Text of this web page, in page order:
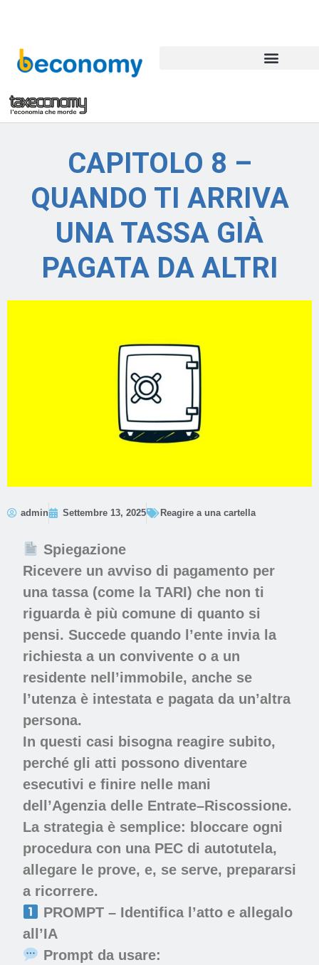
CAPITOLO 8 –
QUANDO TI ARRIVA
UNA TASSA GIÀ
PAGATA DA ALTRI
admin Settembre 13, 2025 Reagire a una cartella
Spiegazione
Ricevere un avviso di pagamento per
una tassa (come la TARI) che non ti
riguarda è più comune di quanto si
pensi. Succede quando l’ente invia la
richiesta a un convivente o a un
residente nell’immobile, anche se
l’utenza è intestata e pagata da un’altra
persona.
In questi casi bisogna reagire subito,
perché gli atti possono diventare
esecutivi e finire nelle mani
dell’Agenzia delle Entrate–Riscossione.
La strategia è semplice: bloccare ogni
proceduracon una PEC di autotutela,
allegare le prove, e, se serve, prepararsi
a ricorrere.
PROMPT – Identifica l’atto e allegalo
all’IA
Prompt da usare: